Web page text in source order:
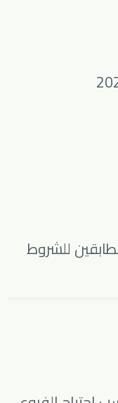
للشروط